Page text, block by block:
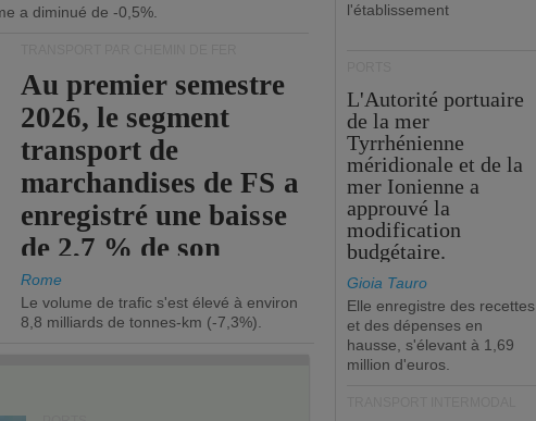
a diminué de -0,5%.
Au premier semestre
2026, le segment
transport de
marchandises de FS a
enregistré une baisse
de 2,7 % de son
chiffre d'affaires
opérationnel.
Rome
Le volume de trafic s'est élevé à environ
8,8 milliards de tonnes-km (-7,3%).
l'établissement
L'Autorité portuaire
de la mer
Tyrrhénienne
méridionale et de la
mer Ionienne a
approuvé la
modification
budgétaire.
Gioia Tauro
Elle enregistre des recettes
et des dépenses en
hausse, s'élevant à 1,69
million d'euros.